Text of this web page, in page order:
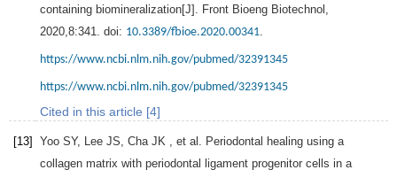
containing biomineralization[J]. Front Bioeng Biotechnol
2020 8:341. doi: 10.3389/fbioe.2020.00341
https://www.ncbi.nlm.nih.gov/pubmed/32391345
https://www.ncbi.nlm.nih.gov/pubmed/32391345
Cited in this article [4]
[13] Yoo SY, Lee JS Cha JK , et al. Periodontal healing using a
collagen matrix with periodontal ligament progenitor cells in a